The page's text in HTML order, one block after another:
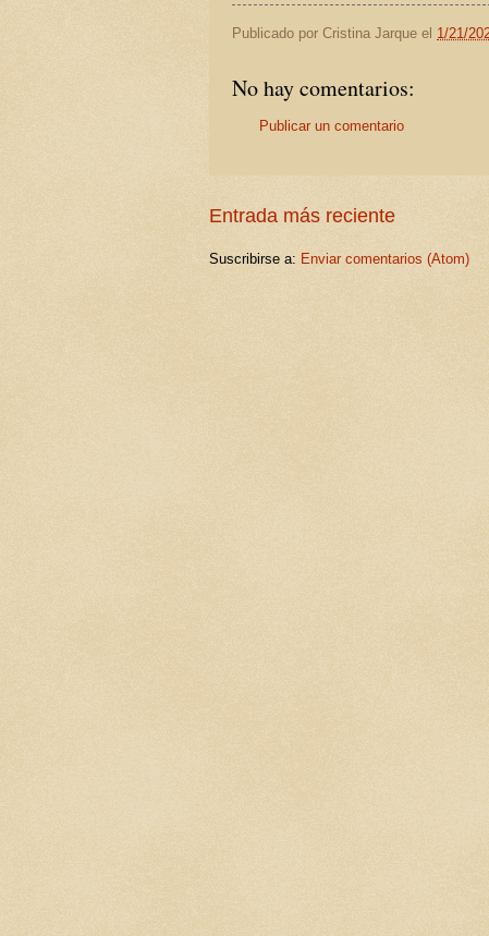
Publicado por Cristina Jarque el 1/21/
No hay comentarios:
Publicar un comentario
Entrada más reciente
Suscribirse a: Enviar comentarios (Atom)